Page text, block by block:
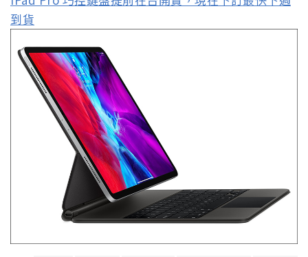
到貨